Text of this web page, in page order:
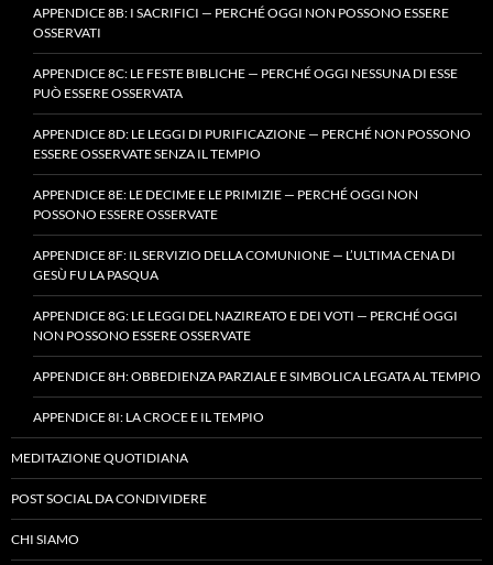
APPENDICE 8B: I SACRIFICI — PERCHÉ OGGI NON POSSONO ESSERE
OSSERVATI
APPENDICE 8C: LE FESTE BIBLICHE — PERCHÉ OGGI NESSUNA DI ESSE
PUÒ ESSERE OSSERVATA
APPENDICE 8D: LE LEGGI DI PURIFICAZIONE — PERCHÉ NON POSSONO
ESSERE OSSERVATE SENZA IL TEMPIO
APPENDICE 8E: LE DECIME E LE PRIMIZIE — PERCHÉ OGGI NON
POSSONO ESSERE OSSERVATE
APPENDICE 8F: IL SERVIZIO DELLA COMUNIONE — L’ULTIMA CENA DI
GESÙ FU LA PASQUA
APPENDICE 8G: LE LEGGI DEL NAZIREATO E DEI VOTI — PERCHÉ OGGI
NON POSSONO ESSERE OSSERVATE
APPENDICE 8H: OBBEDIENZA PARZIALE E SIMBOLICA LEGATA AL TEMPIO
APPENDICE 8I: LA CROCE E IL TEMPIO
MEDITAZIONE QUOTIDIANA
POST SOCIAL DA CONDIVIDERE
CHI SIAMO